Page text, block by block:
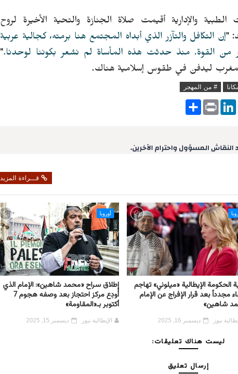
والإدارية أقيمت صلاة الجنازة والتحية الأخيرة لروح
"إن التكافل والتآزر الذي أبداه المجتمع هنا برمته، كجالية عربية
من القوة. منذ حدثت هذه المأساة لم نشعر بكوننا لوحدنا."
ليدفن في طقوس إسلامية هناك.
# من المهجر
S
P
r
L
I
النقاش المسؤول واحترام الآخرين.
قـــراءة المزيد
الحكومة الإيطالية «ميلوني» تهاجم
مجدداً بعد قرار الإفراج عن الإمام
شاهين»
نيوز ديسمبر 16, 2025
أوروبا
إطلاق سراح «محمد شاهين»: الإمام الذي
أُودِع مركز احتجاز بعد وصفه هجوم 7
أكتوبر بـ«المقاومة»
الإيطالية نيوز ديسمبر 15, 2025
ليست هناك تعليقات:
إرسال تعليق